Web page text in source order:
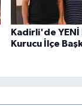
Kadirli'de
Kurucu İlçe